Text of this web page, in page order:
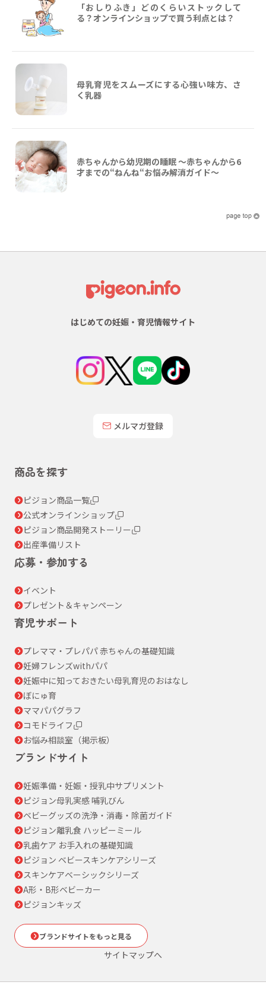
「おしりふき」どのくらいストックして
る？オンラインショップで買う利点とは？
母乳育児をスムーズにする心強い味方、さ
く乳器
赤ちゃんから幼児期の睡眠 ～赤ちゃんから6
才までの“ねんね“お悩み解消ガイド〜
はじめての妊娠・育児情報サイト
メルマガ登録
商品を探す
ピジョン商品一覧
公式オンラインショップ
ピジョン商品開発ストーリー
出産準備リスト
応募・参加する
イベント
プレゼント＆キャンペーン
育児サポート
プレママ・プレパパ 赤ちゃんの基礎知識
妊婦フレンズwithパパ
妊娠中に知っておきたい母乳育児のおはなし
ぼにゅ育
ママパパグラフ
コモドライフ
お悩み相談室（掲示板）
ブランドサイト
妊娠準備・妊娠・授乳中サプリメント
ピジョン母乳実感 哺乳びん
ベビーグッズの洗浄・消毒・除菌ガイド
ピジョン離乳食 ハッピーミール
乳歯ケア お手入れの基礎知識
ピジョン ベビースキンケアシリーズ
スキンケアベーシックシリーズ
A形・B形ベビーカー
ピジョンキッズ
ブランドサイトをもっと見る
サイトマップへ